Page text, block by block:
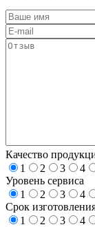
Качество
1
2 3 4
Уровень сервиса
1
2 3 4
Срок
1
2 3 4